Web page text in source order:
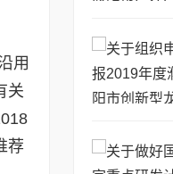
用
关
荐